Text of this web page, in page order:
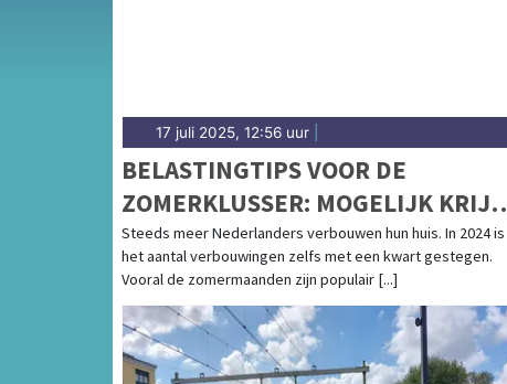
17 juli 2025, 12:56 uur
BELASTINGTIPS VOOR DE
ZOMERKLUSSER: MOGELIJK KRIJG
JE GELD TERUG
Steeds meer Nederlanders verbouwen hun huis. In 2024 is
het aantal verbouwingen zelfs met een kwart gestegen.
Vooral de zomermaanden zijn populair [...]